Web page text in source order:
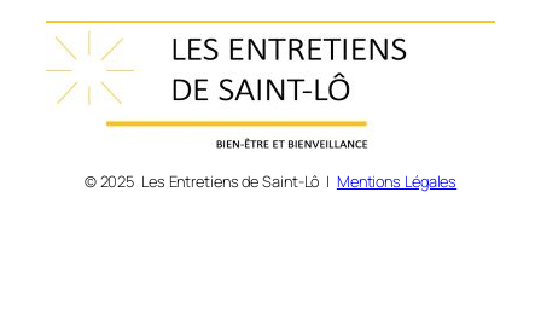
© 2025 Les Entretiens de Saint-Lô | Mentions Légales